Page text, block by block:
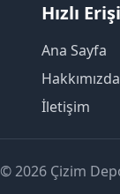
Hızlı
Ana Sayfa
Hakkımızda
İletişim
© 2026 Çizim